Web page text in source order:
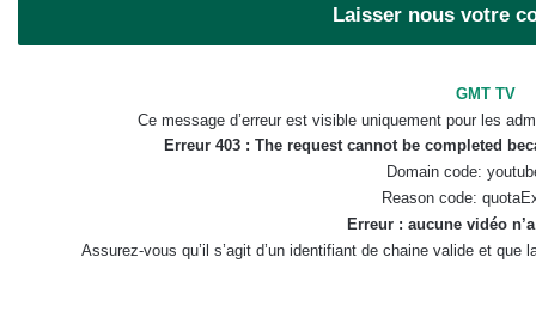
Laisser nous votre
GMT TV
Ce message d’erreur est visible uniquement pour les
Erreur 403 : The request cannot be completed
Domain code:
Reason code:
Erreur : aucune vidéo
Assurez-vous qu’il s’agit d’un identifiant de chaine valide et